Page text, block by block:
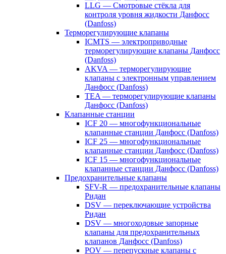
LLG — Смотровые стёкла для
контроля уровня жидкости Данфосс
(Danfoss)
Терморегулирующие клапаны
ICMTS — электроприводные
терморегулирующие клапаны Данфосс
(Danfoss)
AKVA — терморегулирующие
клапаны с электронным управлением
Данфосс (Danfoss)
TEA — терморегулирующие клапаны
Данфосс (Danfoss)
Клапанные станции
ICF 20 — многофункциональные
клапанные станции Данфосс (Danfoss)
ICF 25 — многофункциональные
клапанные станции Данфосс (Danfoss)
ICF 15 — многофункциональные
клапанные станции Данфосс (Danfoss)
Предохранительные клапаны
SFV-R — предохранительные клапаны
Ридан
DSV — переключающие устройства
Ридан
DSV — многоходовые запорные
клапаны для предохранительных
клапанов Данфосс (Danfoss)
POV — перепускные клапаны с